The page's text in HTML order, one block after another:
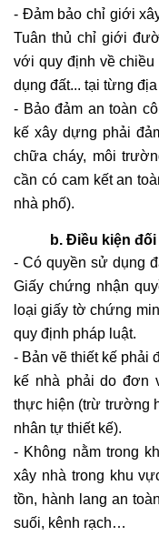
- Đảm bảo chỉ giới
Tuân thủ chỉ giới
với quy định về
dụng đất... tại từng
- Bảo đảm an toàn
kế xây dựng phải
chữa cháy, môi
cần có cam kết an
nhà phố).
b. Điều kiện
- Có quyền sử dụng
Giấy chứng nhận
loại giấy tờ chứng
quy định pháp luật.
- Bản vẽ thiết kế phải
kế nhà phải do đơn
thực hiện (trừ trường
nhân tự thiết kế).
- Không nằm trong
xây nhà trong khu
tồn, hành lang an
suối, kênh rạch…